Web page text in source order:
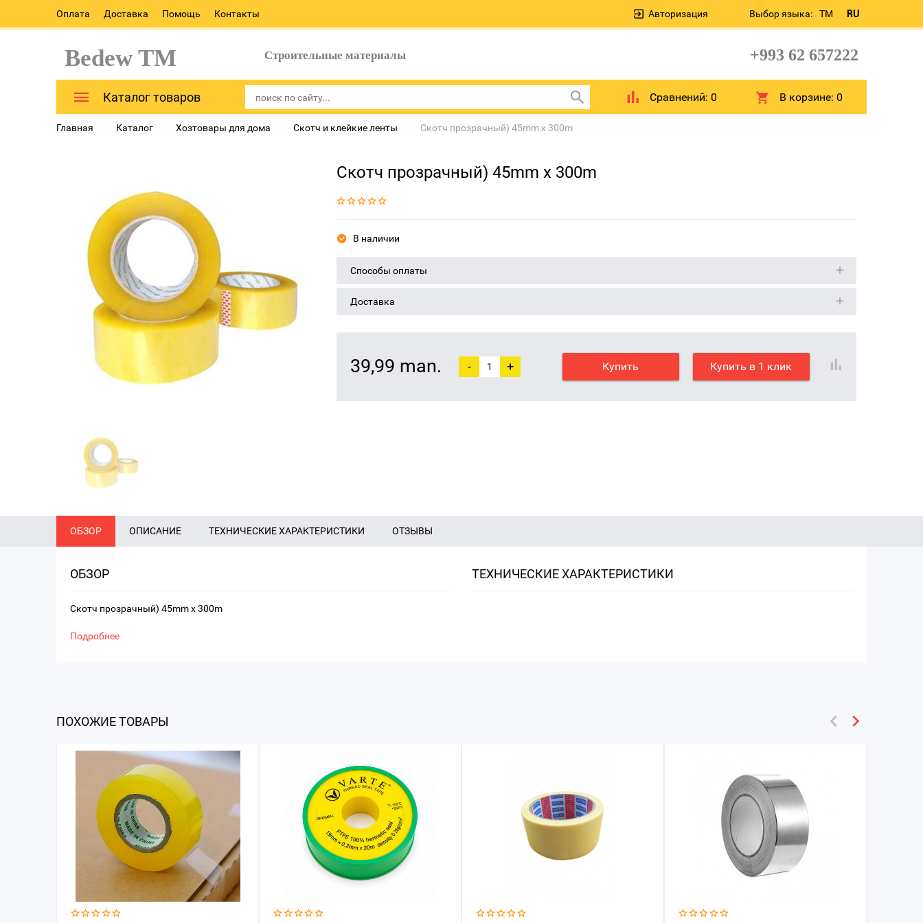
Оплата Доставка Помощь Контакты Выбор языка: TM RU
Авторизация
Bedew TM Строительные материалы +993 62 657222
Каталог товаров Сравнений: 0 В корзине:0
Главная Каталог Хозтовары для дома Скотч и клейкие ленты Скотч прозрачный) 45mm x 300m
Скотч прозрачный) 45mm x 300m
В наличии
Способы оплаты
Доставка
39,99 man. - + Купить Купить в 1 клик
ОБЗОР ОПИСАНИЕ ТЕХНИЧЕСКИЕ ХАРАКТЕРИСТИКИ ОТЗЫВЫ
ОБЗОР
Скотч прозрачный) 45mm x 300m
Подробнее
ТЕХНИЧЕСКИЕ ХАРАКТЕРИСТИКИ
ПОХОЖИЕ ТОВАРЫ